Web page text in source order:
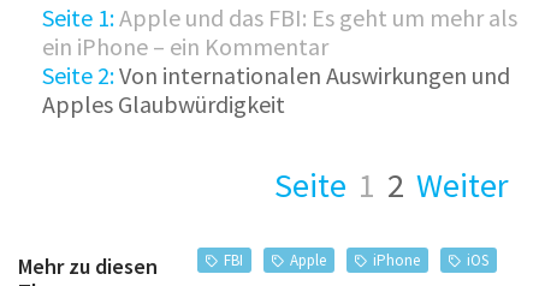
Seite 1:Apple und das FBI: Es geht um mehr als
ein iPhone – ein Kommentar
Seite 2:Von internationalen Auswirkungen und
Apples Glaubwürdigkeit
Seite 1 2 Weiter
Mehr zu diesen
FBI Apple iPhone
iOS